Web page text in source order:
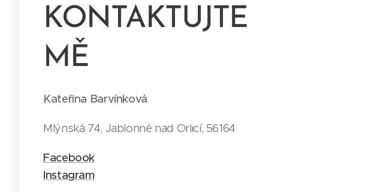
KONTAKTUJTE
MĚ
Kateřina Barvínková
Mlýnská 74, Jablonné nad Orlicí, 56164
Facebook
Instagram